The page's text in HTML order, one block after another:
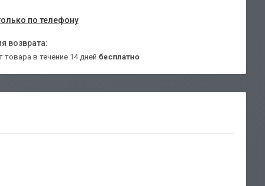
по телефону
товара в течение 14 дней бесплатно